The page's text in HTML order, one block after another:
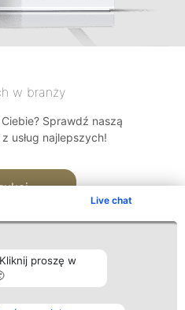
Live chat
proszę w
w branży
Sprawdź naszą
usług najlepszych!
Kontakt